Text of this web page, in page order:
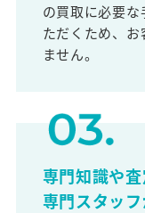
の買取に必要
ただくため、
ません。
専門知識や
専門スタッ